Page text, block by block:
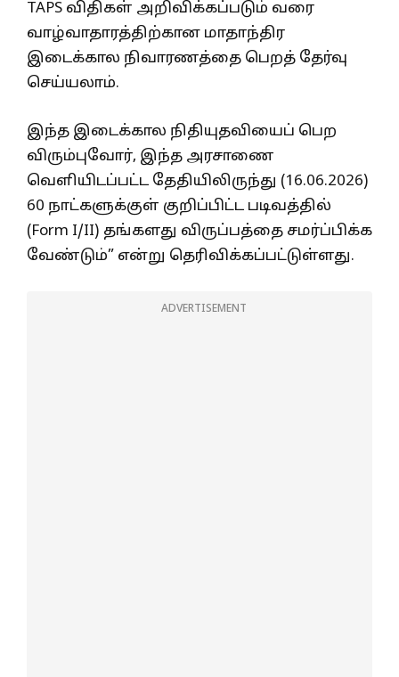
TAPS விதிகள் அறிவிக்கப்படும் வரை
வாழ்வாதாரத்திற்கான மாதாந்திர
இடைக்கால நிவாரணத்தை பெறத் தேர்வு
செய்யலாம்.
இந்த இடைக்கால நிதியுதவியைப் பெற
விரும்புவோர், இந்த அரசாணை
வெளியிடப்பட்ட தேதியிலிருந்து (16.06.2026)
60 நாட்களுக்குள் குறிப்பிட்ட படிவத்தில்
(Form I/II) தங்களது விருப்பத்தை சமர்ப்பிக்க
வேண்டும்” என்று தெரிவிக்கப்பட்டுள்ளது.
ADVERTISEMENT